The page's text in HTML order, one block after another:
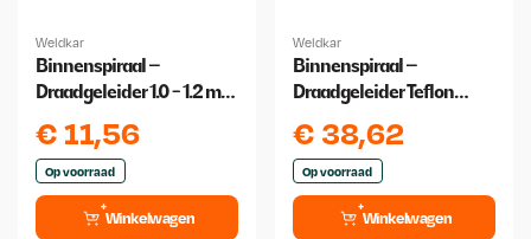
Weldkar
Binnenspiraal –
Draadgeleider 1.0 - 1.2 mm
€11,56
Op voorraad
Winkelwagen
Weldkar
Binnenspiraal –
Draadgeleider Teflon
€ 38,62
Op voorraad
Winkelwagen